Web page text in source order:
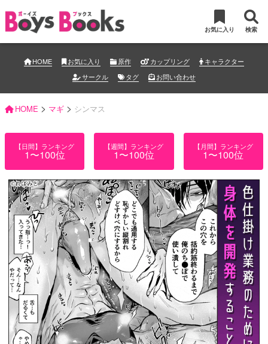
お気に入り 検索
HOME お気に入り 原作 カップリング
キャラクター
サークル
タグ お問い合わせ
HOME > マギ > シンマス
【日間】ランキング
1〜100位
【週間】ランキング
1〜100位
【月間】ランキング
1〜100位